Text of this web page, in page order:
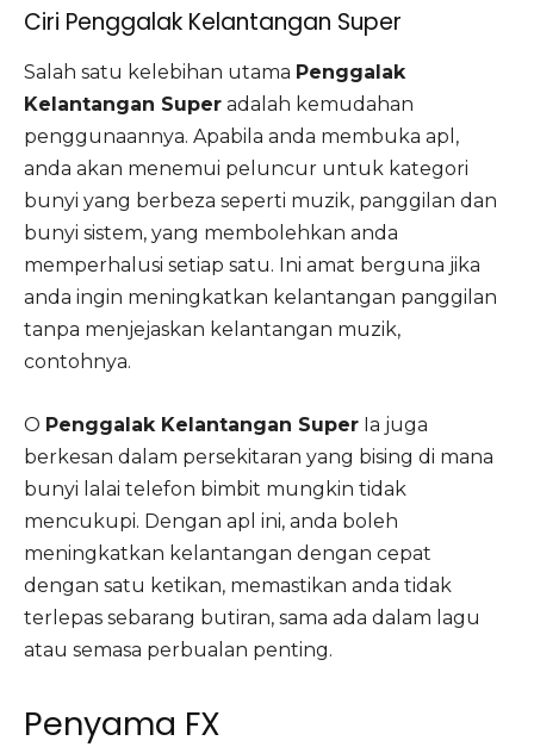
Ciri Penggalak Kelantangan Super
Salah satu kelebihan utama Penggalak
Kelantangan Super adalah kemudahan
penggunaannya. Apabila anda membuka apl,
anda akan menemui peluncur untuk kategori
bunyi yang berbeza seperti muzik, panggilan dan
bunyi sistem, yang membolehkan anda
memperhalusi setiap satu. Ini amat berguna jika
anda ingin meningkatkan kelantangan panggilan
tanpa menjejaskan kelantangan muzik,
contohnya.
O Penggalak Kelantangan Super Ia juga
berkesan dalam persekitaran yang bising di mana
bunyi lalai telefon bimbit mungkin tidak
mencukupi. Dengan apl ini, anda boleh
meningkatkan kelantangan dengan cepat
dengan satu ketikan, memastikan anda tidak
terlepas sebarang butiran, sama ada dalam lagu
atau semasa perbualan penting.
Penyama FX